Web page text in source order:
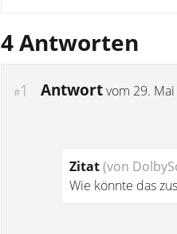
4 Antworten
#1 Antwortvom 29.
Zitat(von
Wie könnte das